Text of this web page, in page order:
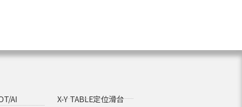
AI
X-Y TABLE定位滑台